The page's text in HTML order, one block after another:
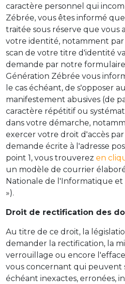
caractère personnel qui
Zébrée, vous êtes informé
traitée sous réserve que vous
votre identité, notamment
scan de votre titre d'identité
demande par notre
Génération Zébrée vous
le cas échéant, de s'opposer
manifestement abusives (de
caractère répétitif ou
dans votre démarche,
exercer votre droit d'accès
demande écrite à l'adresse
point 1, vous trouverez en
un modèle de courrier
Nationale de l'Informatique et
»).
Droit de rectification des
Au titre de ce droit, la
demander la rectification, la
verrouillage ou encore
vous concernant qui peuvent
échéant inexactes, erronées,